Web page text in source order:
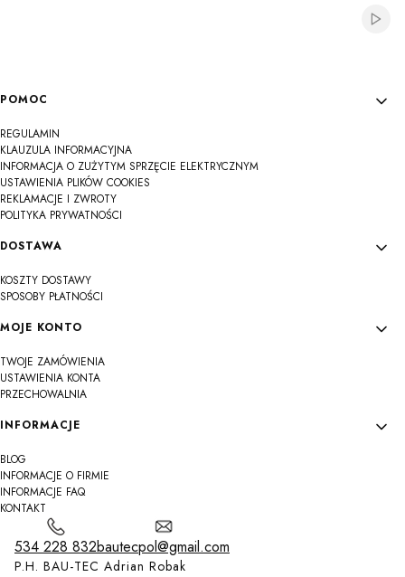
Linki w stopce
POMOC
REGULAMIN
KLAUZULA INFORMACYJNA
INFORMACJA O ZUŻYTYM SPRZĘCIE ELEKTRYCZNYM
USTAWIENIA PLIKÓW COOKIES
REKLAMACJE I ZWROTY
POLITYKA PRYWATNOŚCI
DOSTAWA
KOSZTY DOSTAWY
SPOSOBY PŁATNOŚCI
MOJE KONTO
TWOJE ZAMÓWIENIA
USTAWIENIA KONTA
PRZECHOWALNIA
INFORMACJE
BLOG
INFORMACJE O FIRMIE
INFORMACJE FAQ
KONTAKT
534 228 832bautecpol@gmail.com
P.H. BAU-TEC Adrian Robak